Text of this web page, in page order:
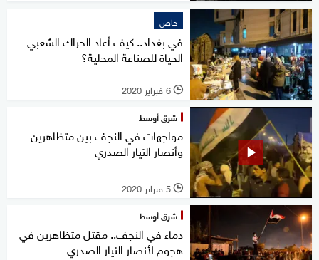
خاص
في بغداد.. كيف أعاد الحراك الشعبي
الحياة للصناعة المحلية؟
l 6 فبراير 2020
شرق أوسط
مواجهات في النجف بين متظاهرين
وأنصار التيار الصدري
l 5 فبراير 2020
شرق أوسط
دماء في النجف.. مقتل متظاهرين في
هجوم لأنصار التيار الصدري